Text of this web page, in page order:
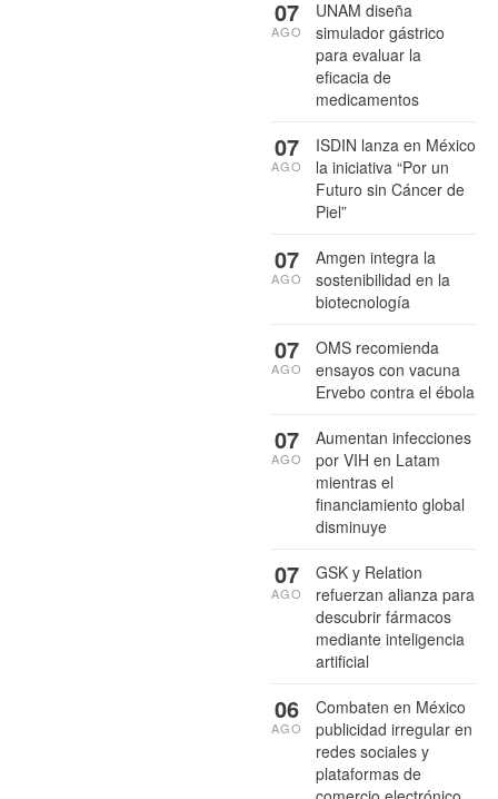
UNAM diseña
simulador gástrico
para evaluar la
eficacia de
medicamentos
07
AGO
ISDIN lanza en México
la iniciativa “Por un
Futuro sin Cáncer de
Piel”
07
AGO
Amgen integra la
sostenibilidad en la
biotecnología
07
AGO
OMS recomienda
ensayos con vacuna
Ervebo contra el ébola
07
AGO
Aumentan infecciones
por VIH en Latam
mientras el
financiamiento global
disminuye
07
AGO
GSK y Relation
refuerzan alianza para
descubrir fármacos
mediante inteligencia
artificial
07
AGO
Combaten en México
publicidad irregular en
redes sociales y
plataformas de
06
AGO